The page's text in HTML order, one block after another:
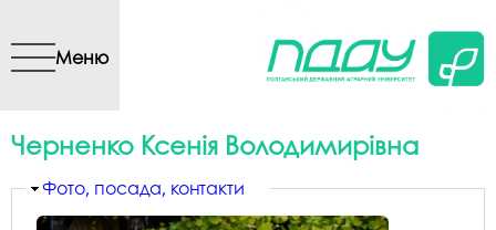
вмісту
Меню
Черненко Ксенія Володимирівна
ПриховатиФото, посада, контакти